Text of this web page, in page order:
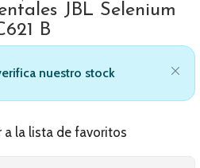
JBL Selenium
B
nuestro stock
a la lista de favoritos